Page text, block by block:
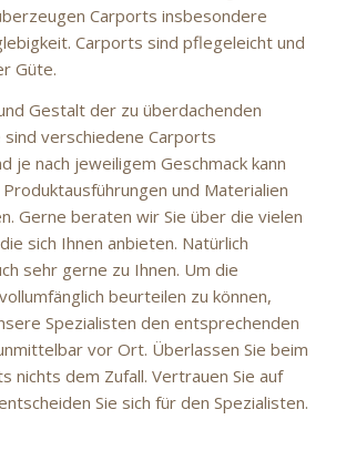
Carports insbesondere
Carports sind pflegeleicht und
Güte.
Gestalt der zu überdachenden
sind verschiedene Carports
je nach jeweiligem Geschmack kann
und Materialien
Gerne beraten wir Sie über die vielen
sich Ihnen anbieten. Natürlich
sehr gerne zu Ihnen. Um die
beurteilen zu können,
Spezialisten den entsprechenden
vor Ort. Überlassen Sie beim
nichts dem Zufall. Vertrauen Sie auf
Sie sich für den Spezialisten.